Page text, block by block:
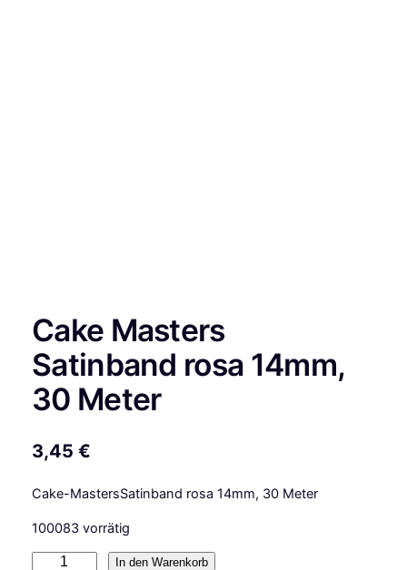
Cake Masters
Satinband rosa 14mm,
30 Meter
3,45 €
Cake-MastersSatinband rosa 14mm, 30 Meter
100083 vorrätig
In den Warenkorb